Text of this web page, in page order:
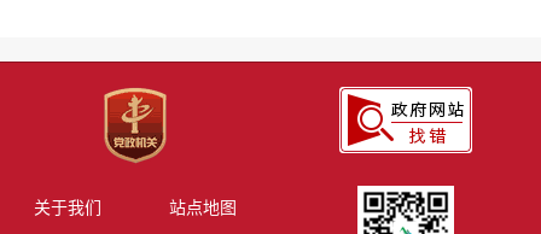
关于我们 站点地图